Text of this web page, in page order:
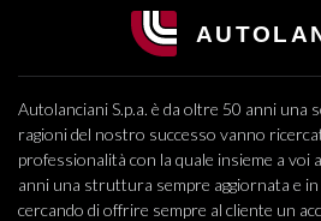
Autolanciani S.p.a. è da oltre 50 anni una
ragioni del nostro successo vanno
professionalità con la quale insieme a
anni una struttura sempre aggiornata e
cercando di offrire sempre al cliente un